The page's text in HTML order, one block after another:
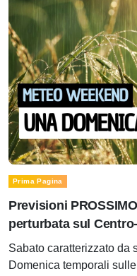
Prima Pagina
Previsioni
perturbata sul
Sabato caratterizzato da
Domenica temporali